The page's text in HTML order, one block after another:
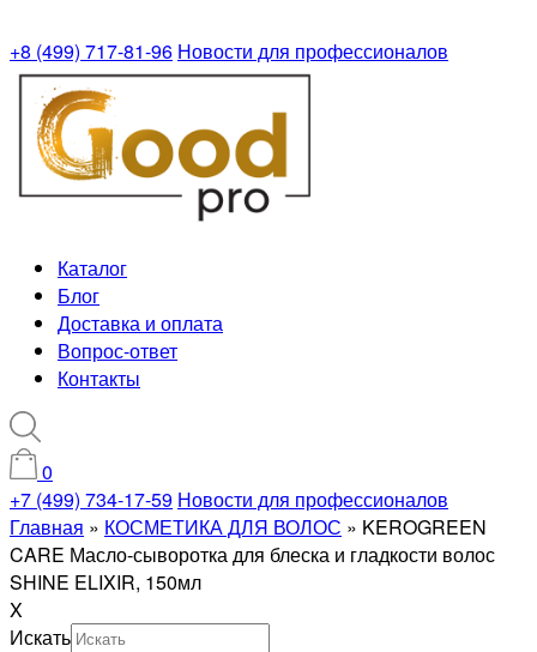
+8 (499) 717-81-96 Новости для профессионалов
Каталог
Блог
Доставка и оплата
Вопрос-ответ
Контакты
0
+7 (499) 734-17-59 Новости для профессионалов
Главная » КОСМЕТИКА ДЛЯ ВОЛОС » KEROGREEN
CARE Масло-сыворотка для блеска и гладкости волос
SHINE ELIXIR, 150мл
X
Искать